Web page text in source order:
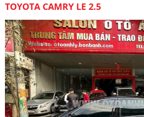
TOYOTA CAMRY LE 2.5